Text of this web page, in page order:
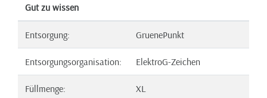
Gut zu wissen
Entsorgung: GruenePunkt
Entsorgungsorganisation: ElektroG-Zeichen
Füllmenge: XL